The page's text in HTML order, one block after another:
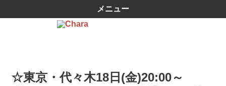
メニュー
☆東京・代々木18日(金)20:00～